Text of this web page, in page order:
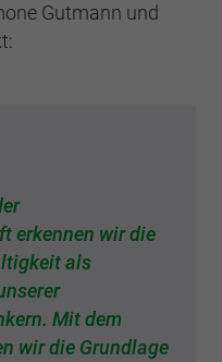
Gutmann und
erkennen wir die
als
Mit dem
wir die Grundlage